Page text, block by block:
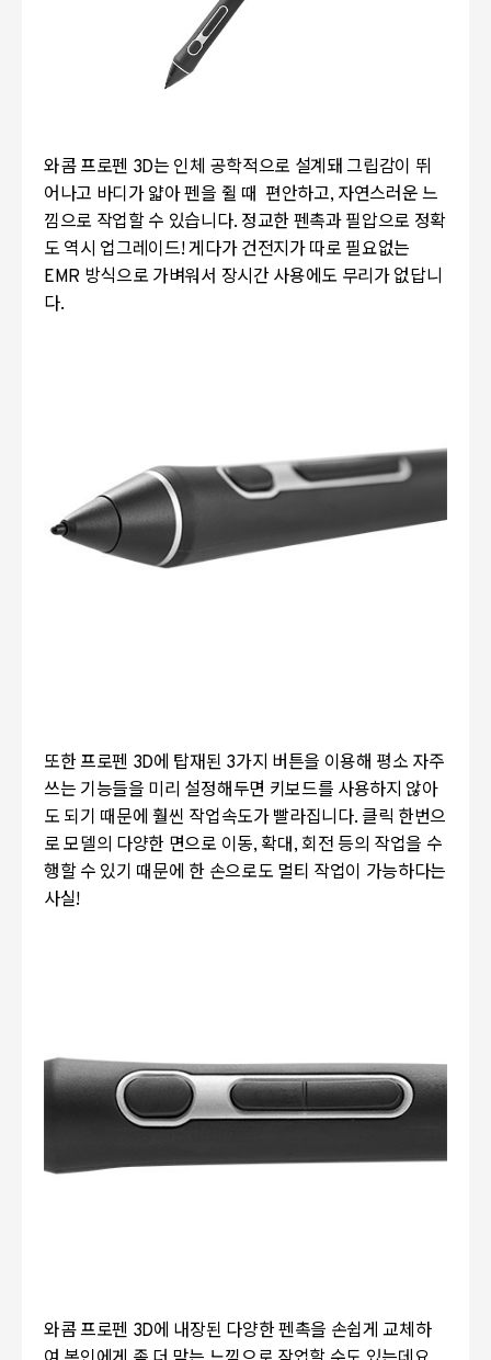
와콤 프로펜 3D는 인체 공학적으로 설계돼 그립감이 뛰
어나고 바디가 얇아 펜을 쥘 때 편안하고, 자연스러운 느
낌으로 작업할 수 있습니다. 정교한 펜촉과 필압으로 정확
도 역시 업그레이드! 게다가 건전지가 따로 필요없는
EMR 방식으로 가벼워서 장시간 사용에도 무리가 없답니
다.
또한 프로펜 3D에 탑재된 3가지 버튼을 이용해 평소 자주
쓰는 기능들을 미리 설정해두면 키보드를 사용하지 않아
도 되기 때문에 훨씬 작업속도가 빨라집니다. 클릭 한번으
로 모델의 다양한 면으로 이동, 확대, 회전 등의 작업을 수
행할 수 있기 때문에 한 손으로도 멀티 작업이 가능하다는
사실!
와콤 프로펜 3D에 내장된 다양한 펜촉을 손쉽게 교체하